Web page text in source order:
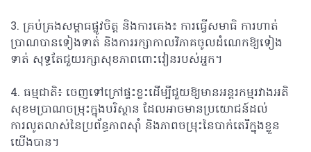
3. គ្រប់គ្រងសម្ពាធផ្លូវចិត្ត និងការគេង៖ ការធ្វើសមាធិ ការហាត់
ប្រាណបានទៀងទាត់ និងការរក្សាកាលវិភាគចូលដំណេកឱ្យទៀង
ទាត់ សុទ្ធតែជួយរក្សាសុខភាពពោះវៀនរបស់អ្នក។
4. ធម្មជាតិ៖ ចេញទៅក្រៅផ្ទះខ្លះដើម្បីជួយឱ្យមានអន្តរកម្មរវាងអតិ
សុខមប្រាណចម្រុះក្នុងបរិស្ថាន ដែលអាចមានប្រយោជន៍ដល់​
ការលូតលាស់នៃប្រព័ន្ធភាពស៊ាំ និងភាពចម្រុះនៃបាក់តេរីក្នុងខ្លួន
យើងបាន។